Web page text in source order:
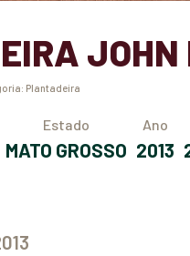
JOHN
Plantadeira
Estado
MATO GROSSO
Ano
2013